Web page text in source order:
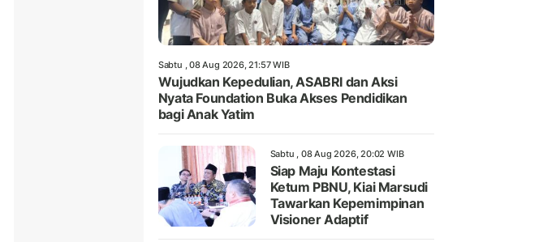
Sabtu , 08 Aug 2026, 21:57 WIB
Wujudkan Kepedulian, ASABRI dan Aksi
Nyata Foundation Buka Akses Pendidikan
bagi Anak Yatim
Sabtu , 08 Aug 2026, 20:02 WIB
Siap Maju Kontestasi
Ketum PBNU, Kiai Marsudi
Tawarkan Kepemimpinan
Visioner Adaptif